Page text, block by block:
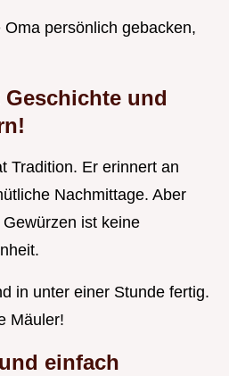
persönlich gebacken,
und
Tradition. Er erinnert an
Nachmittage. Aber
ist keine
in unter einer Stunde fertig.
Mäuler!
einfach